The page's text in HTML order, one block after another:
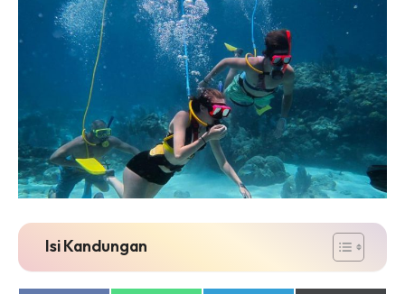
Isi Kandungan